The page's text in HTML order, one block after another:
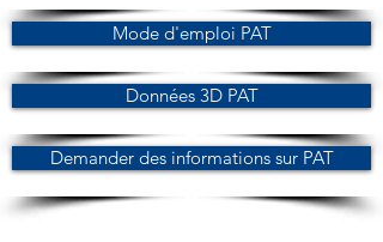
Mode d'emploi PAT
Données 3D PAT
Demander des informations sur PAT